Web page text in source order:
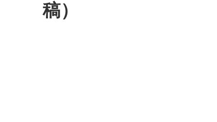
稿）